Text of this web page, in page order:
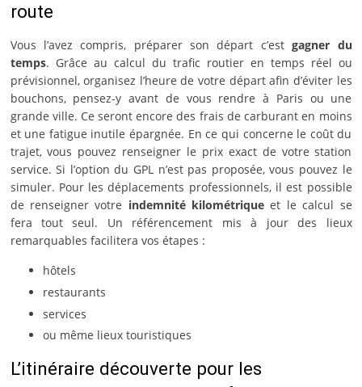
route
Vous l’avez compris, préparer son départ c’estgagner du
temps. Grâce au calcul du trafic routier en temps réel ou
prévisionnel, organisez l’heure de votre départ afin d’éviter les
bouchons, pensez-y avant de vous rendre à Paris ou une
grande ville. Ce seront encore des frais de carburant en moins
et une fatigue inutile épargnée. En ce qui concerne le coût du
trajet, vous pouvez renseigner le prix exact de votre station
service. Si l’option du GPL n’est pas proposée, vous pouvez le
simuler. Pour les déplacements professionnels, il est possible
de renseigner votre indemnité kilométrique et le calcul se
fera tout seul. Un référencement mis à jour des lieux
remarquables facilitera vos étapes :
hôtels
restaurants
services
ou même lieux touristiques
L’itinéraire découverte pour les